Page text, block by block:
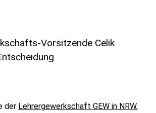
Vorsitzende Celik
der Lehrergewerkschaft GEW in NRW,